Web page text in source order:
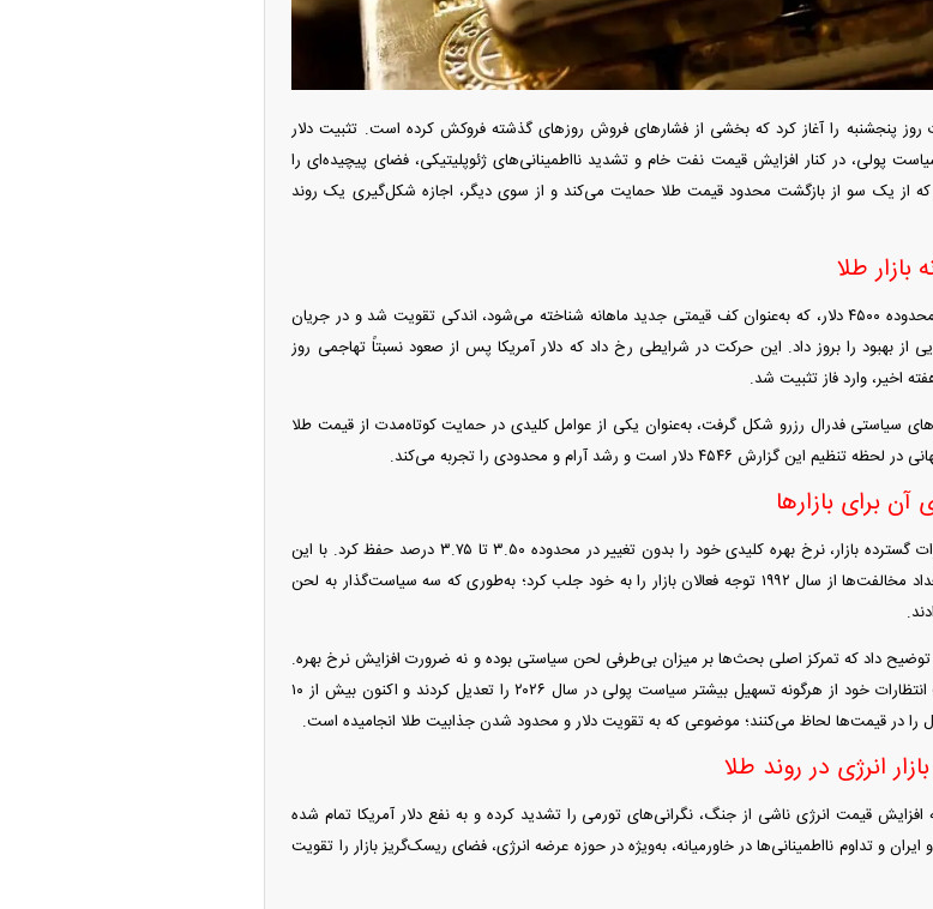
روز پنجشنبه را آغاز کرد که بخشی از فشارهای فروش روزهای گذشته فروکش کرده است. تثبیت دلار
پولی، در کنار افزایش قیمت نفت خام و تشدید نااطمینانی‌های ژئوپلیتیکی، فضای پیچیده‌ای را
که از یک سو از بازگشت محدود قیمت طلا حمایت می‌کند و از سوی دیگر، اجازه شکل‌گیری یک روند
طلا
طلا در معاملات شبانه با بازگشتی ملایم از محدوده ۴۵۰۰ دلار، که به‌عنوان کف قیمتی جدید ماهانه شناخته می‌شود، اندکی تقویت شد و در جریان
از بهبود را بروز داد. این حرکت در شرایطی رخ داد که دلار آمریکا پس از صعود نسبتاً تهاجمی روز
سیاستی فدرال رزرو شکل گرفت، به‌عنوان یکی از عوامل کلیدی در حمایت کوتاه‌مدت از قیمت طلا
دلار است و رشد آرام و محدودی را تجربه می‌کند.
برای بازارها
بانک مرکزی ایالات متحده، مطابق با انتظارات گسترده بازار، نرخ بهره کلیدی خود را بدون تغییر در محدوده ۳.۵۰ تا ۳.۷۵ درصد حفظ کرد. با این
حال، این تصمیم به دلیل ثبت بیشترین تعداد مخالفت‌ها از سال ۱۹۹۲ توجه فعالان بازار را به خود جلب کرد؛ به‌طوری که سه سیاست‌گذار به لحن
داد که تمرکز اصلی بحث‌ها بر میزان بی‌طرفی لحن سیاستی بوده و نه ضرورت افزایش نرخ بهره.
با وجود این اظهارات، معامله‌گران به‌سرعت انتظارات خود از هرگونه تسهیل بیشتر سیاست پولی در سال ۲۰۲۶ را تعدیل کردند و اکنون بیش از ۱۰
را در قیمت‌ها لحاظ می‌کنند؛ موضوعی که به تقویت دلار و محدود شدن جذابیت طلا انجامیده است.
انرژی در روند طلا
قیمت انرژی ناشی از جنگ، نگرانی‌های تورمی را تشدید کرده و به نفع دلار آمریکا تمام شده
و تداوم نااطمینانی‌ها در خاورمیانه، به‌ویژه در حوزه عرضه انرژی، فضای ریسک‌گریز بازار را تقویت
هجوم خودروسازان چینی به اروپا؛ آیا
بحران‌زده نجات پیدا می‌کنند؟
واردات خودرو از منطقه آزاد تهران؛ مناظره
داغی که بازار خودرو را تحت تأثیر قرار داد
میلی‌آمپرساعتی
چین از بمب افکن H-۶N با موشک هسته‌ای
رونمایی کرد